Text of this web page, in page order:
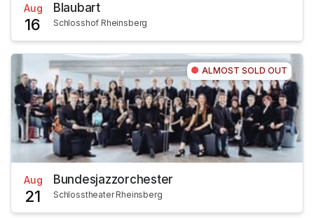
Aug
16
Blaubart
Schlosshof Rheinsberg
ALMOST SOLD OUT
Aug
21
Bundesjazzorchester
Schlosstheater Rheinsberg